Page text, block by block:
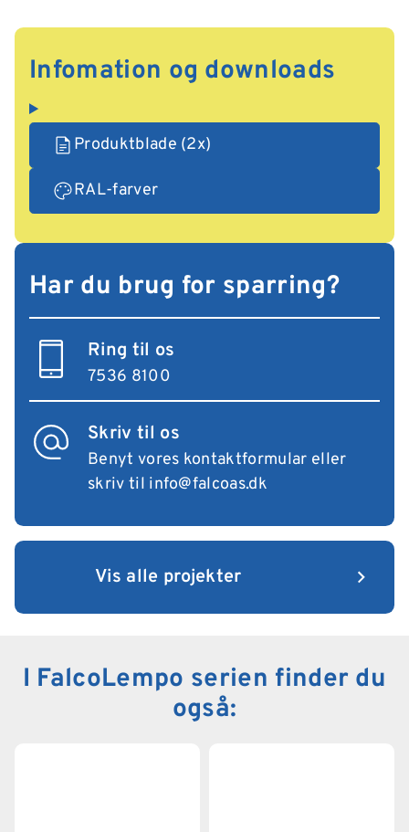
Infomation og downloads
Produktblade (2x)
RAL-farver
Har du brug for sparring?
Ring til os
7536 8100
Skriv til os
Benyt vores kontaktformular eller
skriv til info@falcoas.dk
Vis alle projekter
I FalcoLempo serien finder du
også: